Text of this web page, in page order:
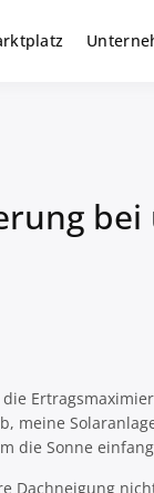
gewerbliche Solar
meine
die Sonne
Dachneigung